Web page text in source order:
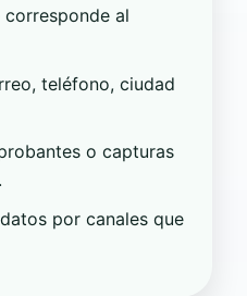
al
teléfono, ciudad
o capturas
por canales que